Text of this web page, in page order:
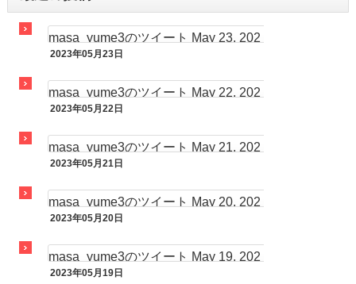
masa_yume3のツイート May 23, 202
3 at 07:32AM
2023年05月23日
masa_yume3のツイート May 22, 202
3 at 07:29AM
2023年05月22日
masa_yume3のツイート May 21, 202
3 at 07:00AM
2023年05月21日
masa_yume3のツイート May 20, 202
3 at 07:51AM
2023年05月20日
masa_yume3のツイート May 19, 202
3 at 05:35PM
2023年05月19日